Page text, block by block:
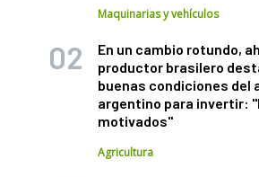
Maquinarias y vehículos
En un cambio rotundo,
productor brasilero
buenas condiciones del
argentino para invertir:
motivados"
Agricultura